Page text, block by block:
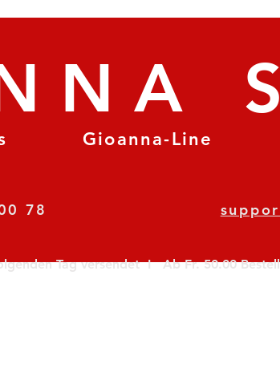
Gioanna-Line
78 000 78
Tag versendet  I   Ab Fr. 50.00